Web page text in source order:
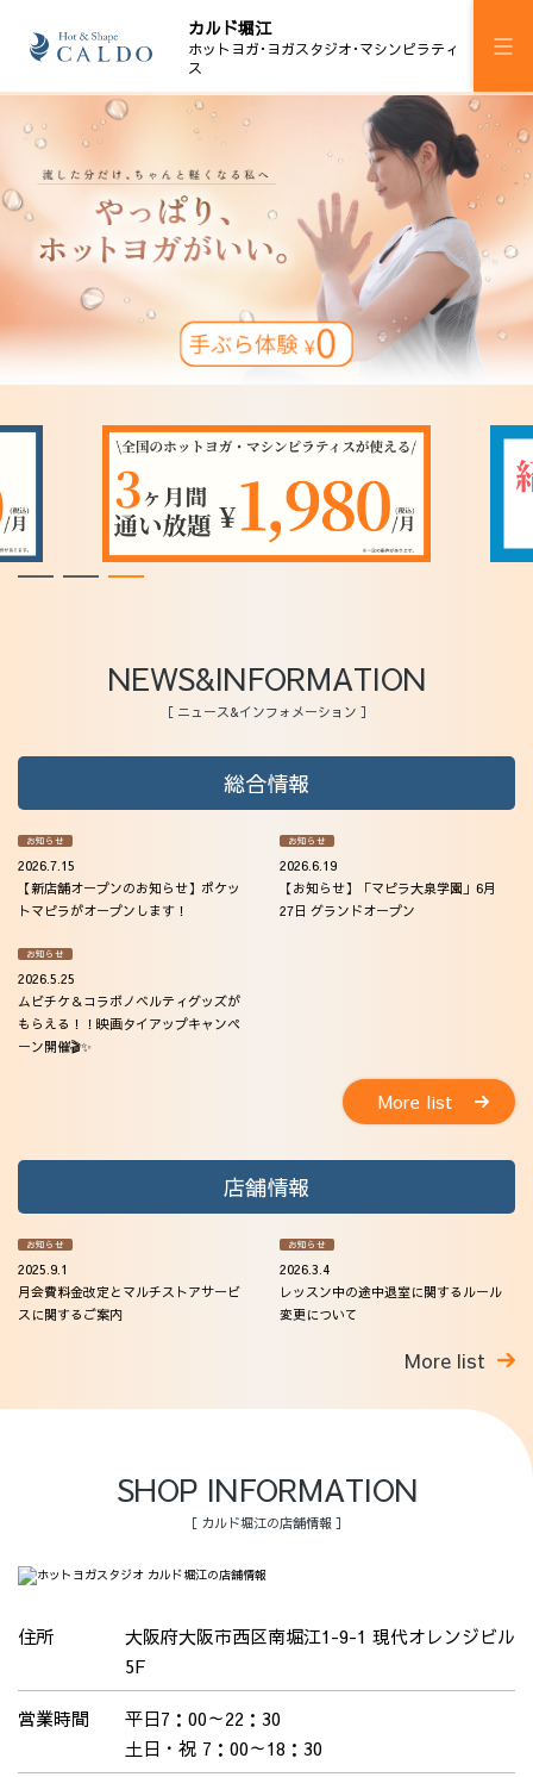
カルド堀江
ホットヨガ･ヨガスタジオ･マシンピラティ
ス
施設案内
プログラム
スケジュール
マシンピラティス
料金
NEWS&INFORMATION
［ ニュース&インフォメーション ］
総合情報
お知らせ
2026.7.15
【新店舗オープンのお知らせ】ポケッ
トマピラがオープンします！
お知らせ
2026.6.19
【お知らせ】「マピラ大泉学園」6月
27日 グランドオープン
お知らせ
2026.5.25
ムビチケ＆コラボノベルティグッズが
もらえる！！映画タイアップキャンペ
ーン開催🎬✨
More list
店舗情報
お知らせ
2025.9.1
月会費料金改定とマルチストアサービ
スに関するご案内
お知らせ
2026.3.4
レッスン中の途中退室に関するルール
変更について
More list
SHOP INFORMATION
［ カルド堀江の店舗情報 ］
住所
大阪府大阪市西区南堀江1-9-1 現代オレンジビル
5F
営業時間
平日7：00～22：30
土日・祝 7：00～18：30